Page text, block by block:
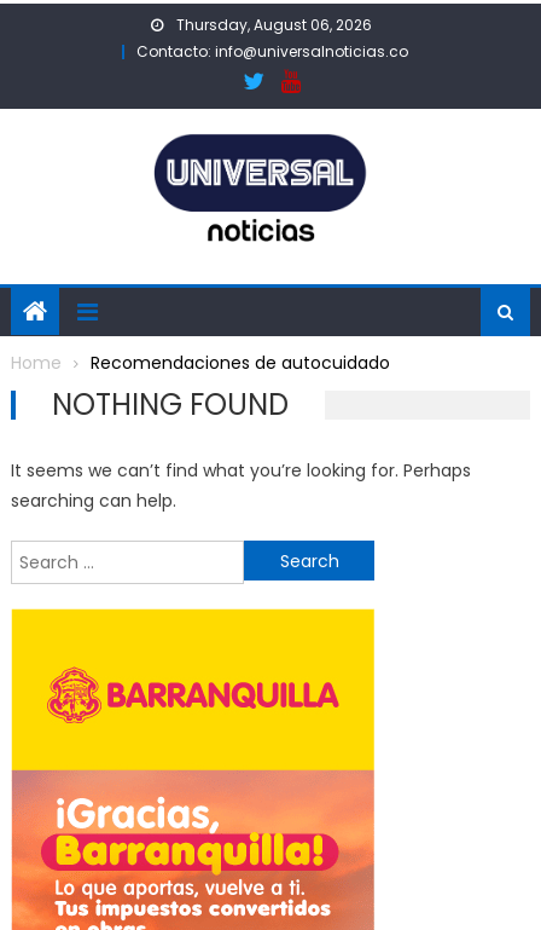
Thursday, August 06, 2026
Contacto: info@universalnoticias.co
Home Recomendaciones de autocuidado
NOTHING FOUND
It seems we can’t find what you’re looking for. Perhaps
searching can help.
for: